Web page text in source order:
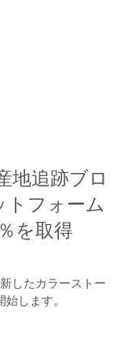
地追跡ブロ
トフォーム
を取得
したカラーストー
します。